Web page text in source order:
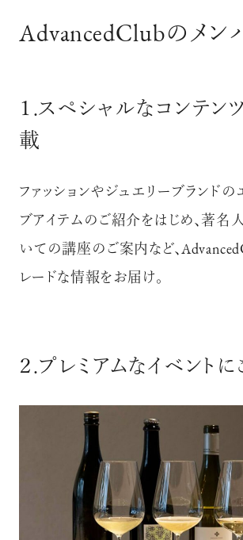
AdvancedClubのメン
１.スペシャルなコンテン
載
ファッションやジュエリーブランドの
ブアイテムのご紹介をはじめ、著名
いての講座のご案内など、
レードな情報をお届け。
２.プレミアムなイベント